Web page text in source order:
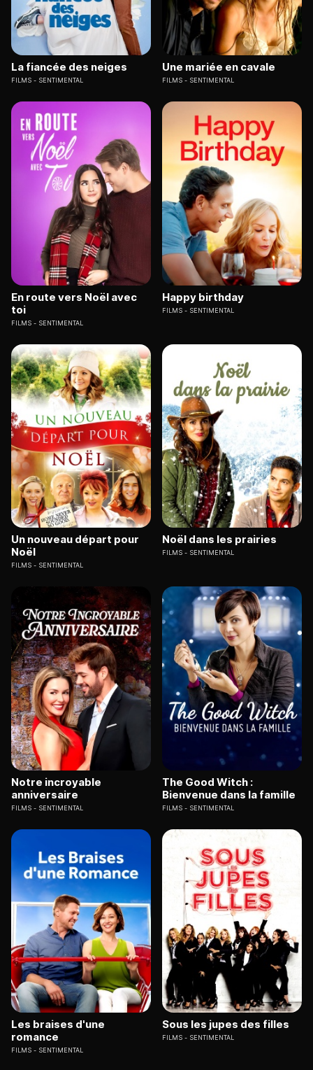
La fiancée des neiges
FILMS SENTIMENTAL
Une mariée en cavale
FILMS SENTIMENTAL
En route vers Noël avec
toi
FILMS SENTIMENTAL
Happy birthday
FILMS SENTIMENTAL
Un nouveau départ pour
Noël
FILMS SENTIMENTAL
Noël dans les prairies
FILMS SENTIMENTAL
Notre incroyable
anniversaire
FILMS SENTIMENTAL
The Good Witch :
Bienvenue dans la famille
FILMS SENTIMENTAL
Les braises d'une
romance
FILMS SENTIMENTAL
Sous les jupes des filles
FILMS SENTIMENTAL